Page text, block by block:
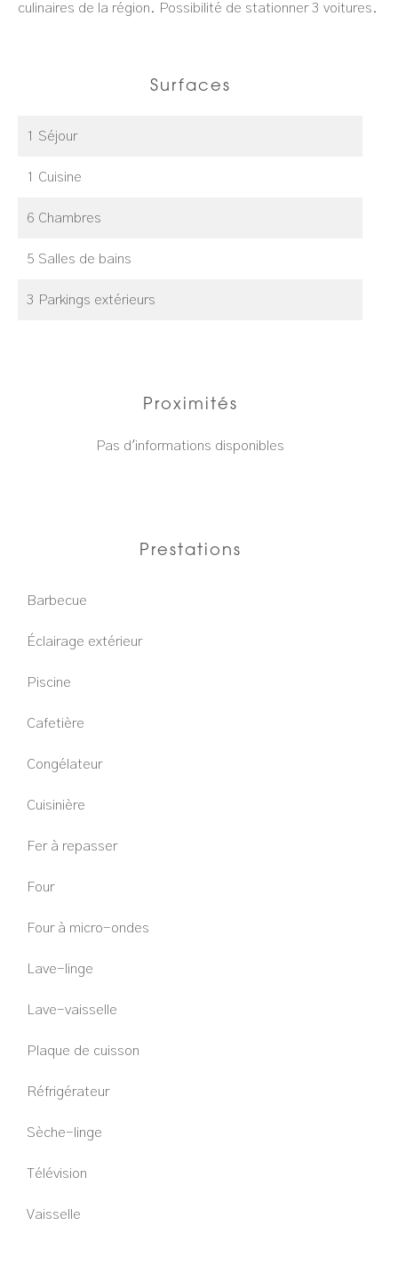
culinaires de la région. Possibilité de stationner 3 voitures.
Surfaces
1 Séjour
1 Cuisine
6 Chambres
5 Salles de bains
3 Parkings extérieurs
Proximités
Pas d'informations disponibles
Prestations
Barbecue
Éclairage extérieur
Piscine
Cafetière
Congélateur
Cuisinière
Fer à repasser
Four
Four à micro-ondes
Lave-linge
Lave-vaisselle
Plaque de cuisson
Réfrigérateur
Sèche-linge
Télévision
Vaisselle